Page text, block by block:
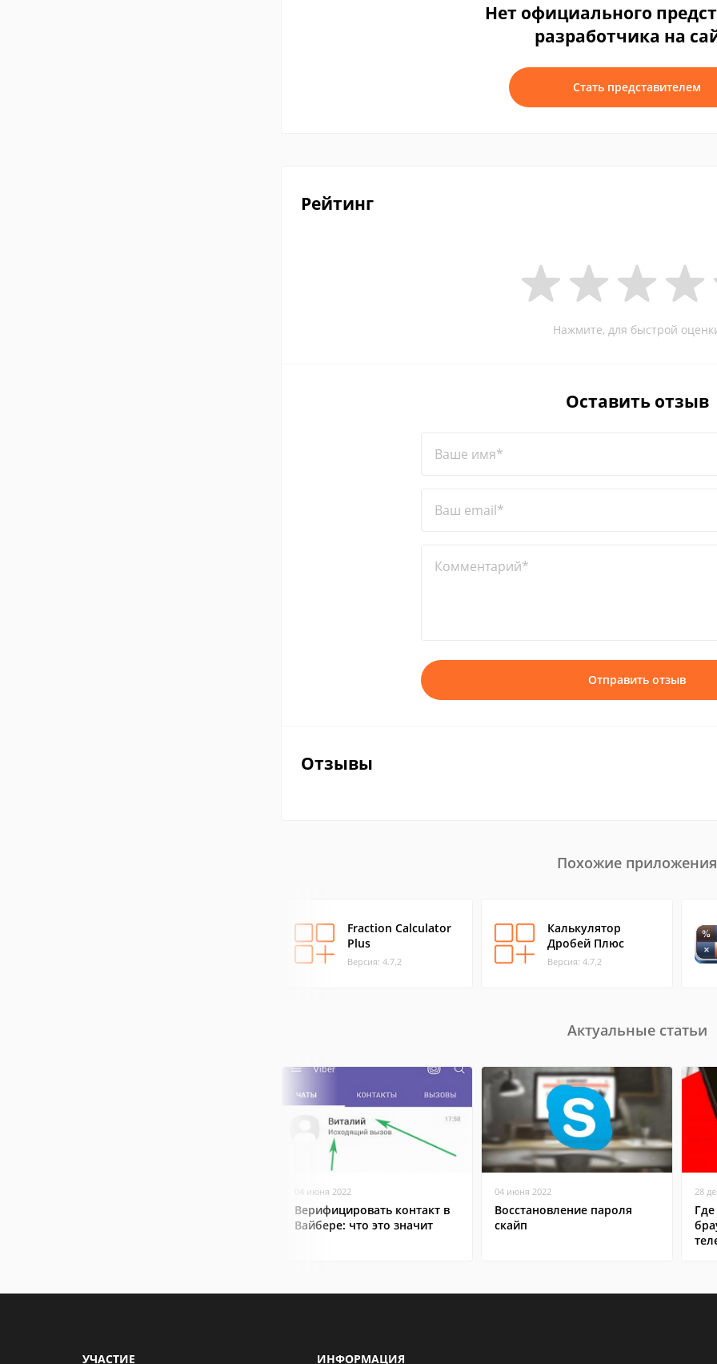
Нет официального
разработчика на
Стать представителем
Рейтинг
Нажмите, для быстрой
Оставить отзыв
Ваше имя*
Ваш email*
Комментарий*
Отправить отзыв
Отзывы
Похожие приложения
Fraction Calculator
Plus
Версия: 4.7.2
Калькулятор
Дробей Плюс
Версия: 4.7.2
Актуальные статьи
04 июня 2022
Верифицировать контакт в
Вайбере: что это значит
04 июня 2022
Восстановление пароля
скайп
28
УЧАСТИЕ ИНФОРМАЦИЯ